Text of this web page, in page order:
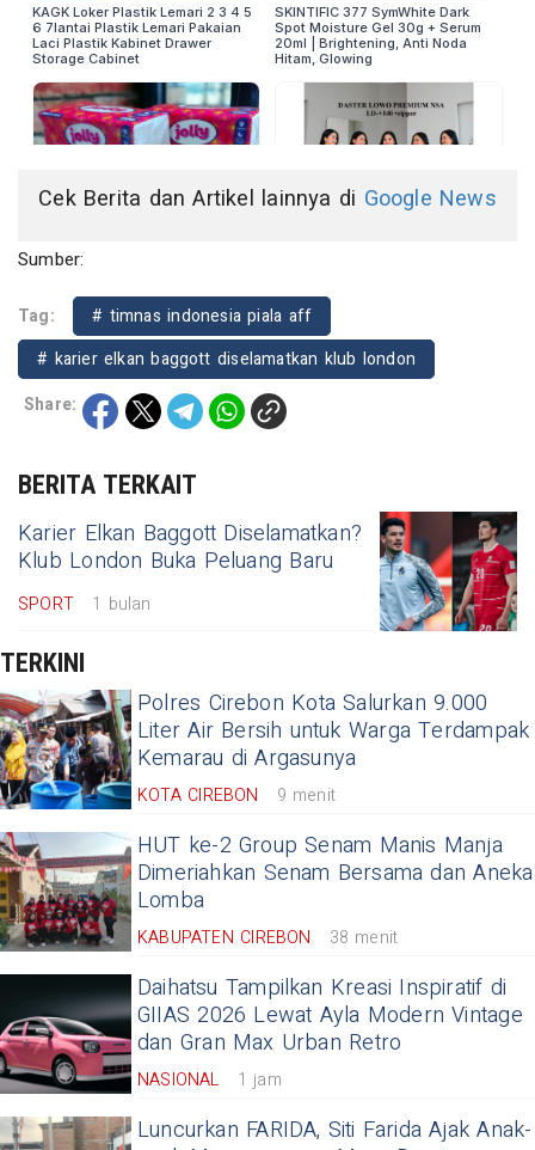
Cek Berita dan Artikel lainnya di Google News
Sumber:
Tag:
# timnas indonesia piala aff
# karier elkan baggott diselamatkan klub london
Share:
BERITA TERKAIT
Karier Elkan Baggott Diselamatkan?
Klub London Buka Peluang Baru
SPORT 1 bulan
TERKINI
Polres Cirebon Kota Salurkan 9.000
Liter Air Bersih untuk Warga Terdampak
Kemarau di Argasunya
KOTA CIREBON 9 menit
HUT ke-2 Group Senam Manis Manja
Dimeriahkan Senam Bersama dan Aneka
Lomba
KABUPATEN CIREBON 38 menit
Daihatsu Tampilkan Kreasi Inspiratif di
GIIAS 2026 Lewat Ayla Modern Vintage
dan Gran Max Urban Retro
NASIONAL 1 jam
Luncurkan FARIDA, Siti Farida Ajak Anak-